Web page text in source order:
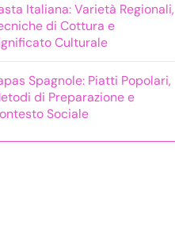
Italiana: Varietà Regionali,
di Cottura e
Culturale
Spagnole: Piatti Popolari,
di Preparazione e
Sociale